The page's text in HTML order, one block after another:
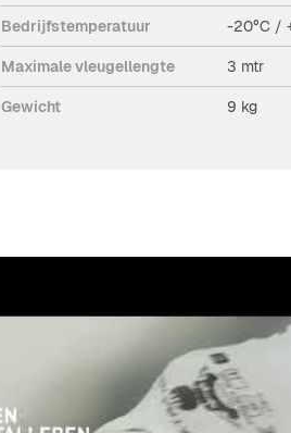
Bedrijfstemperatuur -20°C /
Maximale vleugellengte 3 mtr
Gewicht 9 kg